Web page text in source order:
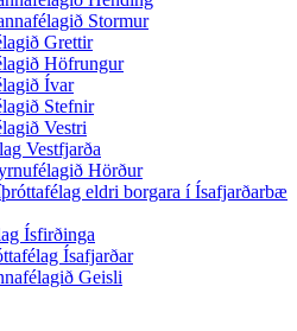
Stormur
Grettir
Höfrungur
Ívar
Stefnir
Vestri
Vestfjarða
Hörður
eldri borgara í Ísafjarðarbæ
Ísfirðinga
Ísafjarðar
Geisli